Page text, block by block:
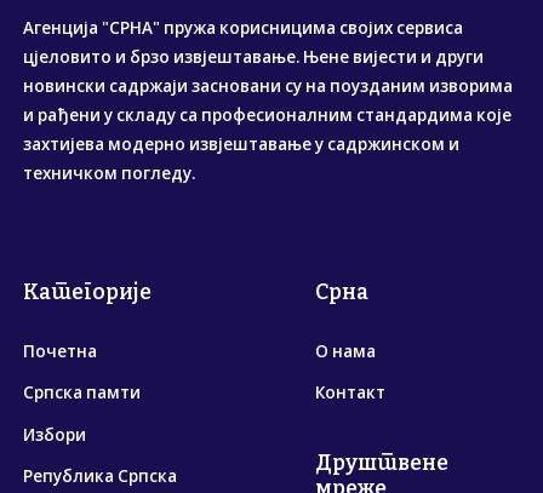
Агенција "СРНА" пружа корисницима својих сервиса
цјеловито и брзо извјештавање. Њене вијести и други
новински садржаји засновани су на поузданим изворима
и рађени у складу са професионалним стандардима које
захтијева модерно извјештавање у садржинском и
техничком погледу.
Категорије
Почетна
Српска памти
Избори
Република Српска
Срна
О нама
Контакт
Друштвене